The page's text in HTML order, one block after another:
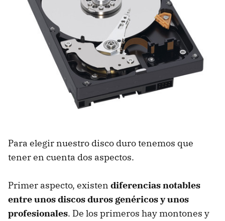
Para elegir nuestro disco duro tenemos que
tener en cuenta dos aspectos.
Primer aspecto, existen diferencias notables
entre unos discos duros genéricos y unos
profesionales. De los primeros hay montones y